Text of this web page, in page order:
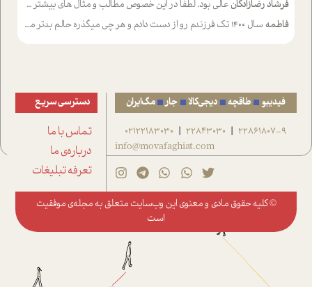
فرشاد رضازادگان عالی بود. لطفا در این خصوص مطالب و مثال های بیشتر ی ارایه دهید
فاطمه سال ۱۴۰۰ تک فرزندم رو از دست دادم و هر چی میگذره حالم بدتر میشه و دلتنگتر تنایی رو ترجیح دادم و معاشرت برام سخت شده
فیدیبو طاقچه دیجی‌کالا جار مگ‌ایران
22861807-9
|
22843030
|
02122183030
info@movafaghiat.com
دسترسی سریع
تماس با ما
درباره‌ی ما
تعرفه تبلیغات
© کلیه حقوق مادی و معنوی این وب‌سایت متعلق به مجله‌ی موفقیت
است